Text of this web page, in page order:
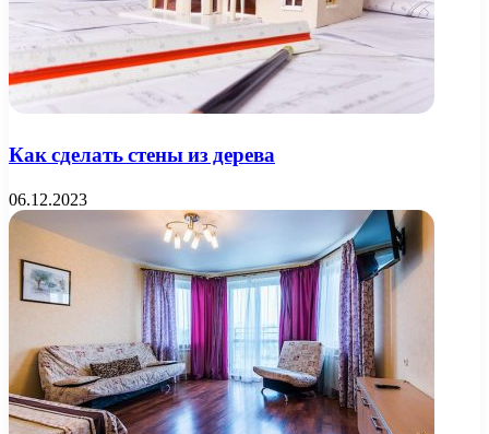
Как сделать стены из дерева
06.12.2023